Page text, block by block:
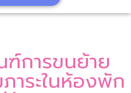
การขนย้าย
าระในห้องพัก